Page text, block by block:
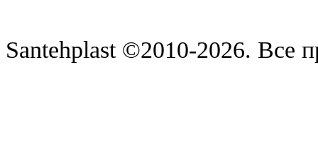
Santehplast ©2010-2026. Все